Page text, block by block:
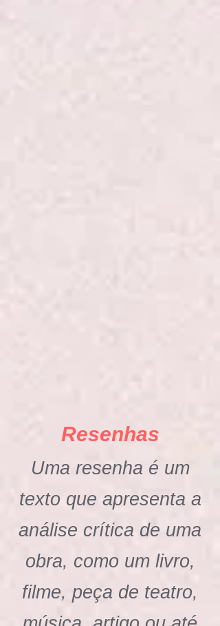
Resenhas
Uma resenha é um
texto que apresenta a
análise crítica de uma
obra, como um livro,
filme, peça de teatro,